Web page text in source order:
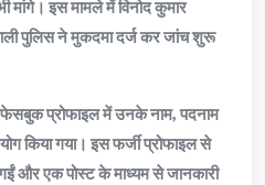
मांगे। इस मामले में विनोद कुमार
पुलिस ने मुकदमा दर्ज कर जांच शुरू
फेसबुक प्रोफाइल में उनके नाम, पदनाम
किया गया। इस फर्जी प्रोफाइल से
और एक पोस्ट के माध्यम से जानकारी